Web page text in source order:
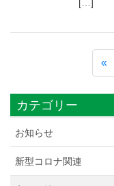
[…]
«
カテゴリー
お知らせ
新型コロナ関連